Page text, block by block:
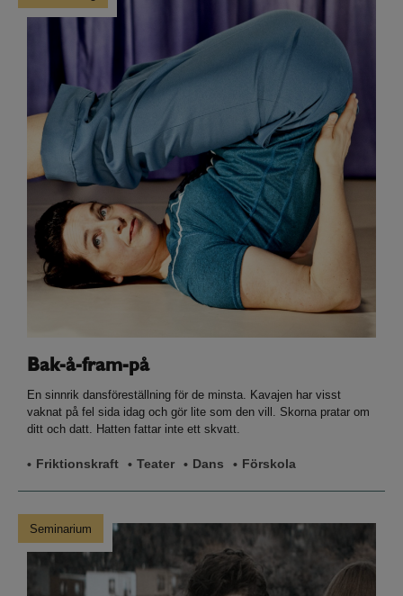
Bak-å-fram-på
En sinnrik dansföreställning för de minsta. Kavajen har visst
vaknat på fel sida idag och gör lite som den vill. Skorna pratar om
ditt och datt. Hatten fattar inte ett skvatt.
Friktionskraft Teater Dans Förskola
Seminarium